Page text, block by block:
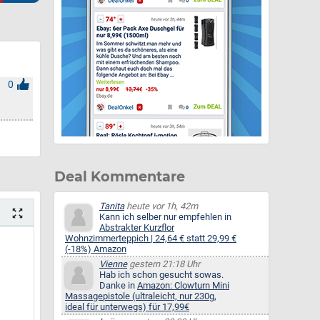
0
Deal Kommentare
Tanitaheute vor 1h, 42m
Kann ich selber nur empfehlen in
Abstrakter Kurzflor
Wohnzimmerteppich | 24,64 € statt 29,99 €
(-18%) Amazon
Viennegestern 21:18 Uhr
Hab ich schon gesucht sowas.
Danke in Amazon: Clowturn Mini
Massagepistole (ultraleicht, nur 230g,
ideal für unterwegs) für 17,99€